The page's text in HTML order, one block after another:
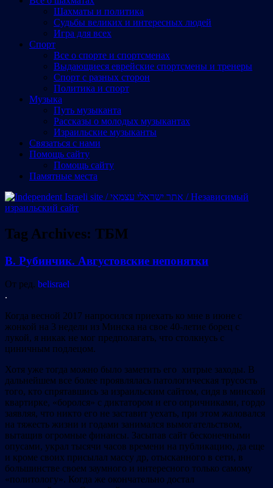
Шахматы и политика
Судьбы великих и интересных людей
Игра для всех
Спорт
Все о спорте и спортсменах
Выдающиеся еврейские спортсмены и тренеры
Спорт с разных сторон
Политика и спорт
Музыка
Путь музыканта
Рассказы о молодых музыкантах
Израильские музыканты
Cвязаться с нами
Помощь сайту
Помощь сайту
Памятные места
Tag Archives: ТБМ
В. Рубинчик. Августовские непонятки
От ред. belisrael
.
Когда весной 2017 напросился приехать ко мне в июне с
жонкой на 3 недели из Минска на свое 40-летие борец с
лукой, я никак не мог предполагать, что столкнусь с
циничным подлецом.
Хотя уже тогда можно было заметить его хитрые заходы. В
дальнейшем все более проявлялась патологическая трусость
того, кто спрятавшись за израильским сайтом, сидя в минской
квартирке, «боролся» с диктатором и его опричниками, гордо
заявляя, что никто его не заставит уехать, при этом жаловался
на тяжесть жизни и годами занимался вымогательством,
вытащив огромные финансы. Засыпав сайт бесконечными
опусами, украл тысячи часов времени на публикацию, да еще
и кроме своих присылал массу др, отысканного в сети, в
большинстве своем заумного и интересного только самому
«политологу». Когда же окончательно достал